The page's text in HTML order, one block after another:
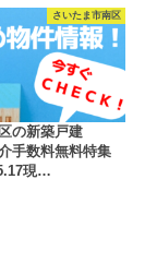
さいたま市南区
の新築戸建
数料無料特集
現…